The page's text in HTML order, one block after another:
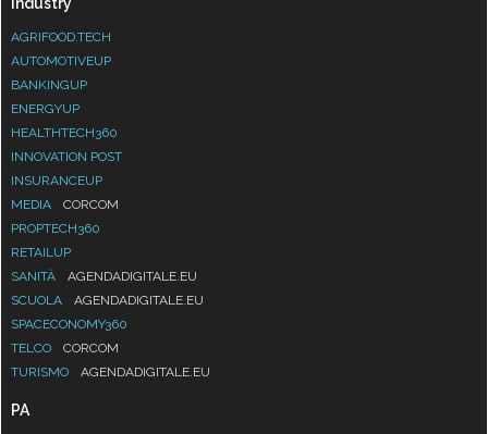
AGRIFOOD.TECH
AUTOMOTIVEUP
BANKINGUP
ENERGYUP
HEALTHTECH360
INNOVATION POST
INSURANCEUP
MEDIA
CORCOM
PROPTECH360
RETAILUP
SANITÀ
AGENDADIGITALE.EU
SCUOLA
AGENDADIGITALE.EU
SPACECONOMY360
TELCO
CORCOM
TURISMO
AGENDADIGITALE.EU
PA